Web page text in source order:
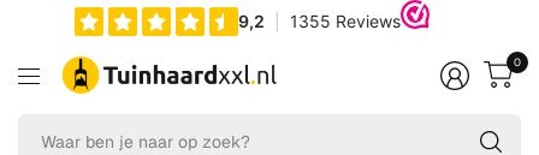
0